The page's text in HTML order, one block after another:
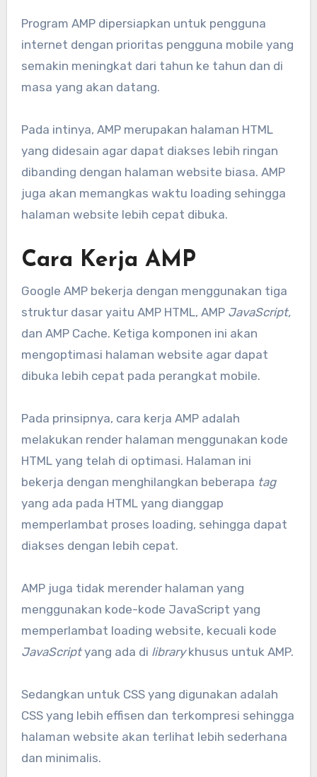
Program AMP dipersiapkan untuk pengguna
internet dengan prioritas pengguna mobile yang
semakin meningkat dari tahun ke tahun dan di
masa yang akan datang.
Pada intinya, AMP merupakan halaman HTML
yang didesain agar dapat diakses lebih ringan
dibanding dengan halaman website biasa. AMP
juga akan memangkas waktu loading sehingga
halaman website lebih cepat dibuka.
Cara Kerja AMP
Google AMP bekerja dengan menggunakan tiga
struktur dasar yaitu AMP HTML, AMPJavaScript,
dan AMP Cache. Ketiga komponen ini akan
mengoptimasi halaman website agar dapat
dibuka lebih cepat pada perangkat mobile.
Pada prinsipnya, cara kerja AMP adalah
melakukan render halaman menggunakan kode
HTML yang telah di optimasi. Halaman ini
bekerja dengan menghilangkan beberapa tag
yang ada pada HTML yang dianggap
memperlambat proses loading, sehingga dapat
diakses dengan lebih cepat.
AMP juga tidak merender halaman yang
menggunakan kode-kode JavaScript yang
memperlambat loading website, kecuali kode
JavaScriptyang ada di librarykhusus untuk AMP.
Sedangkan untuk CSS yang digunakan adalah
CSS yang lebih effisen dan terkompresi sehingga
halaman website akan terlihat lebih sederhana
dan minimalis.